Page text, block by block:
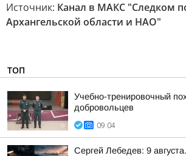
Источник: Канал в МАКС "Следком
Архангельской области и НАО"
ТОП
Учебно-тренировочный
добровольцев
09:04
Сергей Лебедев: 9